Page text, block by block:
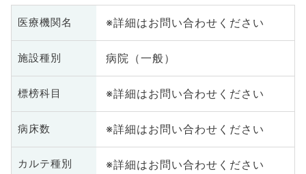
医療機関名 ※詳細はお問い合わせください
施設種別 病院（一般）
標榜科目 ※詳細はお問い合わせください
病床数 ※詳細はお問い合わせください
カルテ種別 ※詳細はお問い合わせください